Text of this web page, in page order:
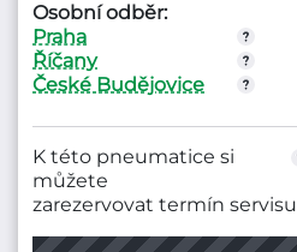
Osobní odběr:
Praha
Říčany
České Budějovice
K této pneumatice si
můžete
zarezervovat termín servisu